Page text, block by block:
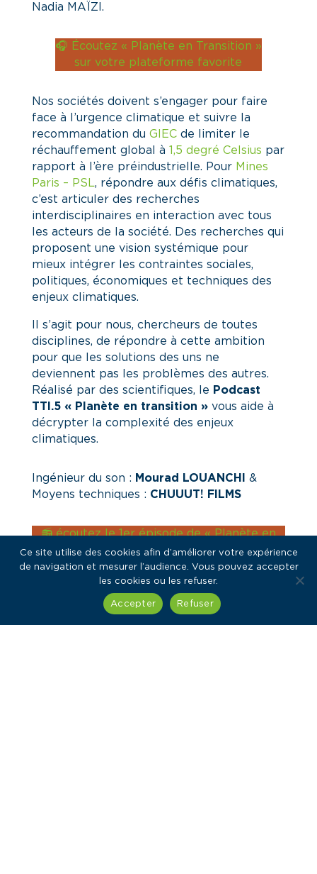
Nadia MAÏZI.
🎧 Écoutez « Planète en Transition »
sur votre plateforme favorite
Nos sociétés doivent s’engager pour faire
face à l’urgence climatique et suivre la
recommandation du GIECde limiter le
réchauffement global à 1,5 degré Celsius par
rapport à l’ère préindustrielle. Pour Mines
Paris – PSL, répondre aux défis climatiques,
c’est articuler des recherches
interdisciplinaires en interaction avec tous
les acteurs de la société. Des recherches qui
proposent une vision systémique pour
mieux intégrer les contraintes sociales,
politiques, économiques et techniques des
enjeux climatiques.
Il s’agit pour nous, chercheurs de toutes
disciplines, de répondre à cette ambition
pour que les solutions des uns ne
deviennent pas les problèmes des autres.
Réalisé par des scientifiques, le Podcast
TTI.5 « Planète en transition »vous aide à
décrypter la complexité des enjeux
climatiques.
Ingénieur du son : Mourad LOUANCHI
&
Moyens techniques : CHUUUT! FILMS
📻 écoutez le 1er épisode de « Planète en
Transition »
Ce site utilise des cookies afin d’améliorer votre expérience
de navigation et mesurer l’audience. Vous pouvez accepter
les cookies ou les refuser.
Accepter Refuser